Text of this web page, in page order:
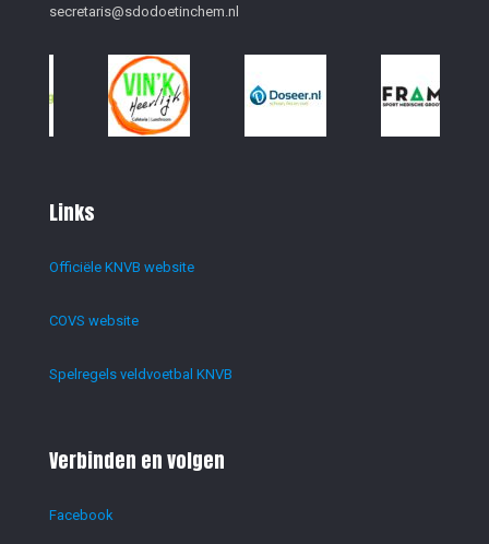
secretaris@sdodoetinchem.nl
Links
Officiële KNVB website
COVS website
Spelregels veldvoetbal KNVB
Verbinden en volgen
Facebook